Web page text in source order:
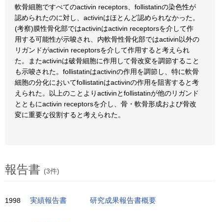
軟骨細胞ですべてのactivin receptors、follistatinの染色性が
認められたのに対し、activinはほとんど認められなかった。
(考察)膜性骨化部ではactivinはactivin receptorsを介して作
用する可能性が示唆され、内軟骨性骨化部ではactivin以外の
リガンドがactivin receptorsを介して作用すると考えられ
た。またactivinは破骨細胞に作用して骨改変を調節すること
も示唆された。follistatinはactivinの作用を調節し、特に軟骨
細胞の分化においてfollistatinはactivinの作用を阻害すると考
えられた。以上のことよりactivinとfollistatinが他のリガンド
とともにactivin receptorsを介し、骨・軟骨形成および骨改
変に重要な役割すると考えられた。
報告書 (3件)
1998 実績報告書 研究成果報告書概要